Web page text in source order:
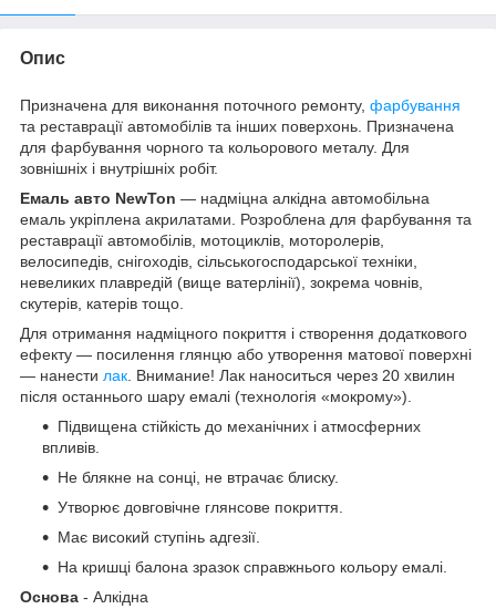
Опис
Призначена для виконання поточного ремонту, фарбування
та реставрації автомобілів та інших поверхонь. Призначена
для фарбування чорного та кольорового металу. Для
зовнішніх і внутрішніх робіт.
Емаль авто NewTon — надміцна алкідна автомобільна
емаль укріплена акрилатами. Розроблена для фарбування та
реставрації автомобілів, мотоциклів, моторолерів,
велосипедів, снігоходів, сільськогосподарської техніки,
невеликих плавредій (вище ватерлінії), зокрема човнів,
скутерів, катерів тощо.
Для отримання надміцного покриття і створення додаткового
ефекту — посилення глянцю або утворення матової поверхні
— нанести лак . Внимание! Лак наноситься через 20 хвилин
після останнього шару емалі (технологія «мокрому»).
Підвищена стійкість до механічних і атмосферних
впливів.
Не блякне на сонці, не втрачає блиску.
Утворює довговічне глянсове покриття.
Має високий ступінь адгезії.
На кришці балона зразок справжнього кольору емалі.
Основа - Алкідна